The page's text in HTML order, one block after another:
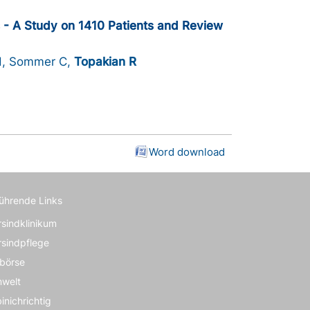
A Study on 1410 Patients and Review
Sommer C,Topakian R
Word download
Links